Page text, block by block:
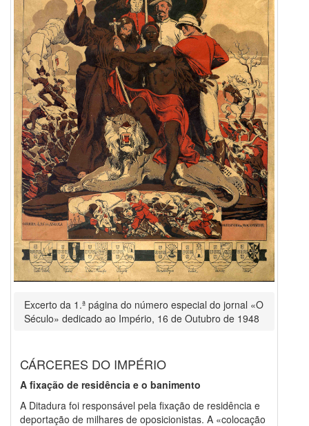
Excerto da 1.ª página do número especial do jornal «O
Século» dedicado ao Império, 16 de Outubro de 1948
CÁRCERES DO IMPÉRIO
A fixação de residência e o banimento
A Ditadura foi responsável pela fixação de residência e
deportação de milhares de oposicionistas. A «colocação